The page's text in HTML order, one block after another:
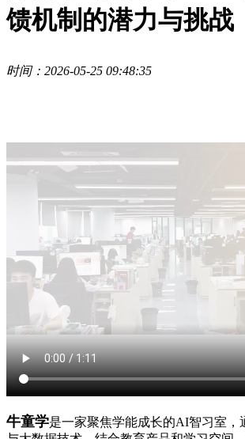
馈机制的潜力与挑战
时间：2026-05-25 09:48:35
牛童学是一家聚焦学能成长的AI智习室，